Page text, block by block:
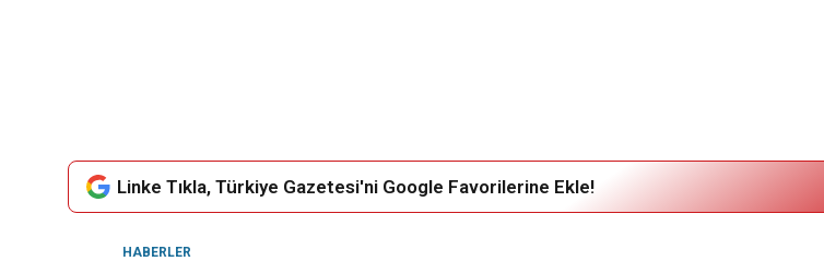
Linke Tıkla, Türkiye Gazetesi'ni Google Favorilerine Ekle!
HABERLER